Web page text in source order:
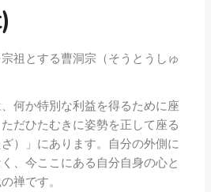
祖とする曹洞宗（そうとうしゅ
何か特別な利益を得るために座
だひたむきに姿勢を正して座る
ざ）」にあります。自分の外側に
、今ここにある自分自身の心と
禅です。